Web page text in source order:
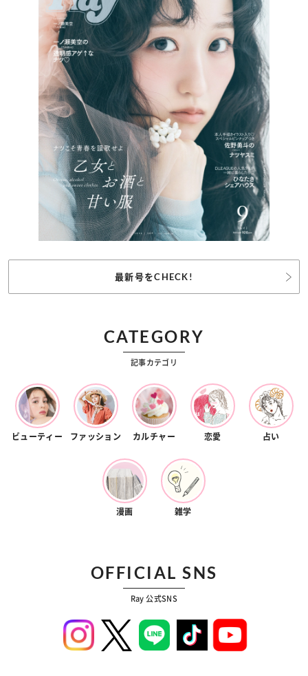
最新号をCHECK!
CATEGORY
記事カテゴリ
ビューティー ファッション カルチャー 恋愛 占い
漫画 雑学
OFFICIAL SNS
Ray 公式SNS